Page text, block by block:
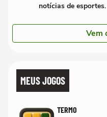
notícias de esportes.
Vem
MEUS JOGOS
TERMO